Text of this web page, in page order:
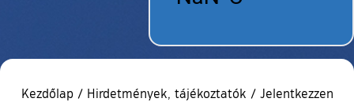
Kezdőlap / Hirdetmények, tájékoztatók / Jelentkezzen